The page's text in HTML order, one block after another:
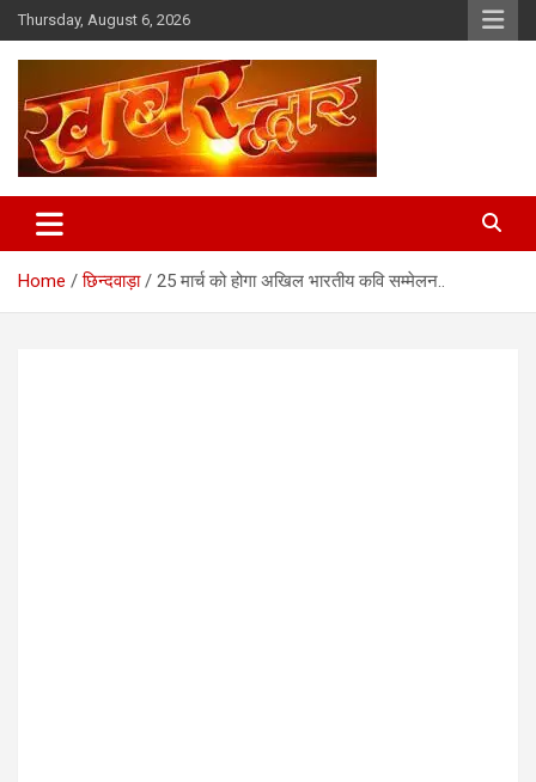
Skip
to
content
Thursday, August 6, 2026
Khabar Dwar
Home छिन्दवाड़ा 25 मार्च को होगा अखिल भारतीय कवि सम्मेलन..